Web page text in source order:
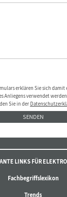
erklären Sie sich damit
Anliegens verwendet
Sie in der
SENDEN
LINKS FÜR
Fachbegriffslexikon
Trends